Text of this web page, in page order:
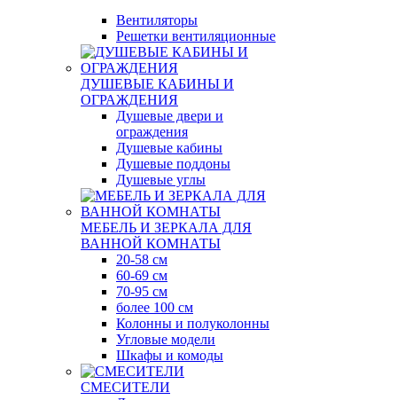
Вентиляторы
Решетки вентиляционные
ДУШЕВЫЕ КАБИНЫ И
ОГРАЖДЕНИЯ
Душевые двери и
ограждения
Душевые кабины
Душевые поддоны
Душевые углы
МЕБЕЛЬ И ЗЕРКАЛА ДЛЯ
ВАННОЙ КОМНАТЫ
20-58 см
60-69 см
70-95 см
более 100 см
Колонны и полуколонны
Угловые модели
Шкафы и комоды
СМЕСИТЕЛИ